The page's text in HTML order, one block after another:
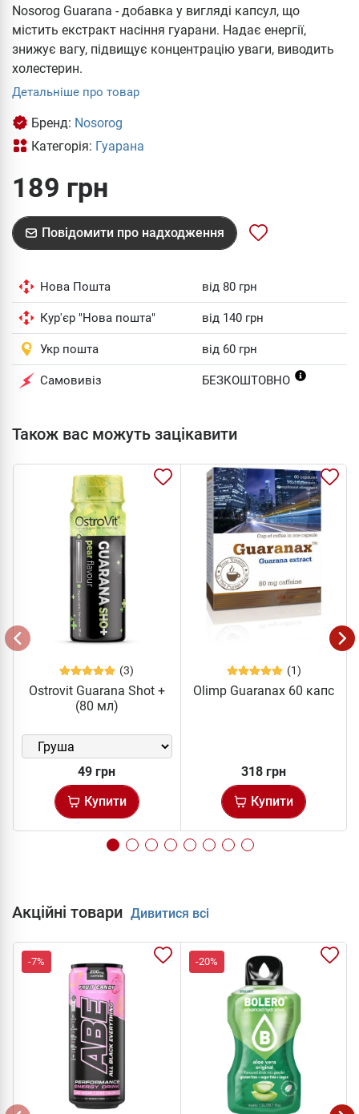
Nosorog Guarana - добавка у вигляді капсул, що
містить екстракт насіння гуарани. Надає енергії,
знижує вагу, підвищує концентрацію уваги, виводить
холестерин.
Детальніше про товар
Бренд: Nosorog
Категорія: Гуарана
189 грн
Повідомити про надходження
Нова Пошта від 80 грн
Кур'єр "Нова пошта" від 140 грн
Укр пошта від 60 грн
Самовивіз БЕЗКОШТОВНО
Також вас можуть зацікавити
(3)
Ostrovit Guarana Shot +
(80 мл)
49 грн
Купити
(1)
Olimp Guaranax 60 капс
318 грн
Купити
Акційні товари Дивитися всі
-7% -20%